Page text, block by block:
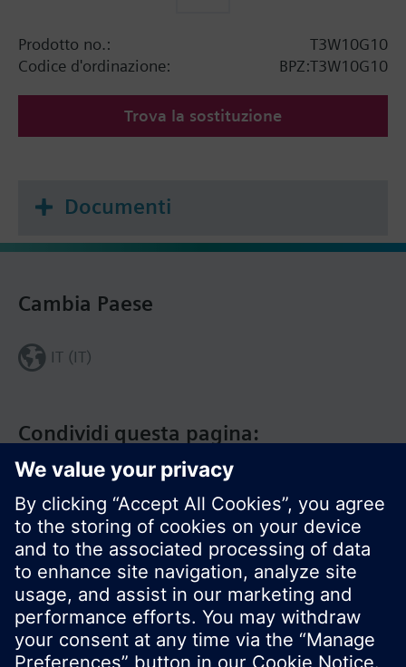
Prodotto no.:
T3W10G10
Codice d'ordinazione:
BPZ:T3W10G10
Trova la sostituzione
Documenti
Condividi questa pagina:
Cambia Paese
IT (IT)
Siemens Italia